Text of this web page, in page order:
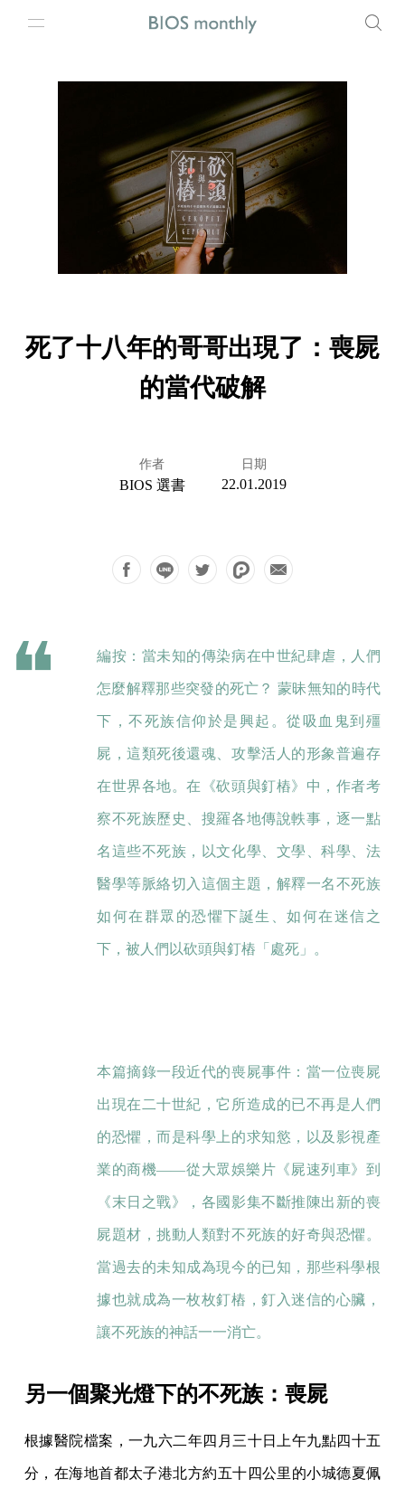
死了十八年的哥哥出現了：喪屍
的當代破解
作者
BIOS 選書
日期
22.01.2019
編按：當未知的傳染病在中世紀肆虐，人們
怎麼解釋那些突發的死亡？ 蒙昧無知的時代
下，不死族信仰於是興起。從吸血鬼到殭
屍，這類死後還魂、攻擊活人的形象普遍存
在世界各地。在《砍頭與釘樁》中，作者考
察不死族歷史、搜羅各地傳說軼事，逐一點
名這些不死族，以文化學、文學、科學、法
醫學等脈絡切入這個主題，解釋一名不死族
如何在群眾的恐懼下誕生、如何在迷信之
下，被人們以砍頭與釘樁「處死」。
本篇摘錄一段近代的喪屍事件：當一位喪屍
出現在二十世紀，它所造成的已不再是人們
的恐懼，而是科學上的求知慾，以及影視產
業的商機——從大眾娛樂片《屍速列車》到
《末日之戰》，各國影集不斷推陳出新的喪
屍題材，挑動人類對不死族的好奇與恐懼。
當過去的未知成為現今的已知，那些科學根
據也就成為一枚枚釘樁，釘入迷信的心臟，
讓不死族的神話一一消亡。
另一個聚光燈下的不死族：喪屍
根據醫院檔案，一九六二年四月三十日上午九點四十五
分，在海地首都太子港北方約五十四公里的小城德夏佩